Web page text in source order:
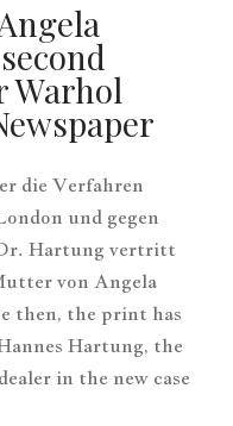
Warhol
die Verfahren
und gegen
Hartung vertritt
von Angela
then, the print has
Hartung, the
in the new case